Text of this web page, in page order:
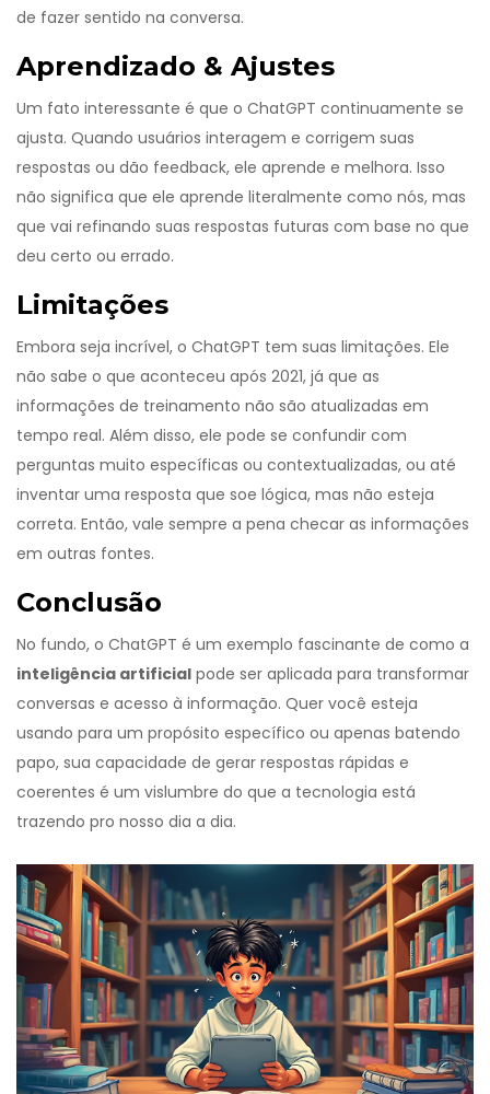
de fazer sentido na conversa.
Aprendizado & Ajustes
Um fato interessante é que o ChatGPT continuamente se
ajusta. Quando usuários interagem e corrigem suas
respostas ou dão feedback, ele aprende e melhora. Isso
não significa que ele aprende literalmente como nós, mas
que vai refinando suas respostas futuras com base no que
deu certo ou errado.
Limitações
Embora seja incrível, o ChatGPT tem suas limitações. Ele
não sabe o que aconteceu após 2021, já que as
informações de treinamento não são atualizadas em
tempo real. Além disso, ele pode se confundir com
perguntas muito específicas ou contextualizadas, ou até
inventar uma resposta que soe lógica, mas não esteja
correta. Então, vale sempre a pena checar as informações
em outras fontes.
Conclusão
No fundo, o ChatGPT é um exemplo fascinante de como a
inteligência artificial pode ser aplicada para transformar
conversas e acesso à informação. Quer você esteja
usando para um propósito específico ou apenas batendo
papo, sua capacidade de gerar respostas rápidas e
coerentes é um vislumbre do que a tecnologia está
trazendo pro nosso dia a dia.